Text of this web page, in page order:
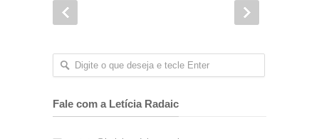
Fale com a Letícia Radaic